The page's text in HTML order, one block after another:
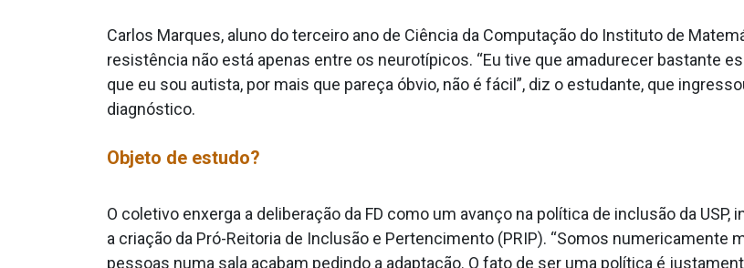
Carlos Marques, aluno do terceiro ano de Ciência da Computação do Instituto de
resistência não está apenas entre os neurotípicos. “Eu tive que amadurecer bastante
que eu sou autista, por mais que pareça óbvio, não é fácil”, diz o estudante, que
diagnóstico.
Objeto de estudo?
O coletivo enxerga a deliberação da FD como um avanço na política de inclusão da
a criação da Pró-Reitoria de Inclusão e Pertencimento (PRIP). “Somos numericamente
pessoas numa sala acabam pedindo a adaptação. O fato de ser uma política é